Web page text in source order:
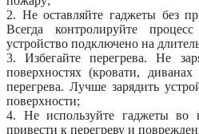
2. Не оставляйте гаджеты без
Всегда контролируйте
устройство подключено на
3. Избегайте перегрева. Не
поверхностях (кровати,
перегрева. Лучше зарядить
поверхности;
4. Не используйте гаджеты во
привести к перегреву и